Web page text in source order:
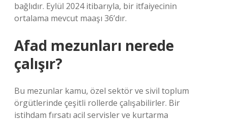
bağlıdır. Eylül 2024 itibarıyla, bir itfaiyecinin
ortalama mevcut maaşı 36’dır.
Afad mezunları nerede
çalışır?
Bu mezunlar kamu, özel sektör ve sivil toplum
örgütlerinde çeşitli rollerde çalışabilirler. Bir
istihdam fırsatı acil servisler ve kurtarma